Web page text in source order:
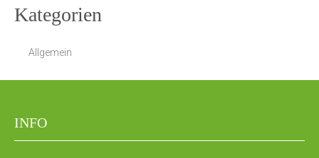
Kategorien
Allgemein
INFO